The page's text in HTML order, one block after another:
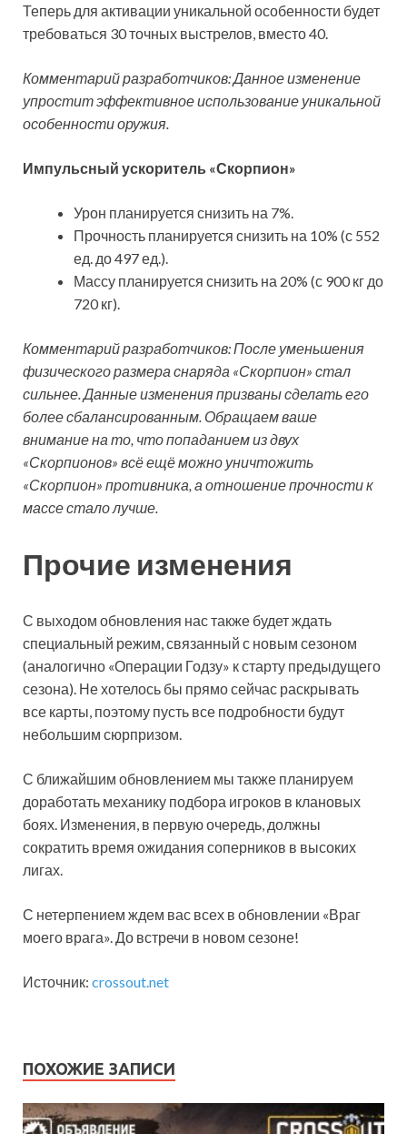
Теперь для активации уникальной особенности будет
требоваться 30 точных выстрелов, вместо 40.
Комментарий разработчиков: Данное изменение
упростит эффективное использование уникальной
особенности оружия.
Импульсный ускоритель «Скорпион»
Урон планируется снизить на 7%.
Прочность планируется снизить на 10% (с 552
ед. до 497 ед.).
Массу планируется снизить на 20% (с 900 кг до
720 кг).
Комментарий разработчиков: После уменьшения
физического размера снаряда «Скорпион» стал
сильнее. Данные изменения призваны сделать его
более сбалансированным. Обращаем ваше
внимание на то, что попаданием из двух
«Скорпионов» всё ещё можно уничтожить
«Скорпион» противника, а отношение прочности к
массе стало лучше.
Прочие изменения
С выходом обновления нас также будет ждать
специальный режим, связанный с новым сезоном
(аналогично «Операции Годзу» к старту предыдущего
сезона). Не хотелось бы прямо сейчас раскрывать
все карты, поэтому пусть все подробности будут
небольшим сюрпризом.
С ближайшим обновлением мы также планируем
доработать механику подбора игроков в клановых
боях. Изменения, в первую очередь, должны
сократить время ожидания соперников в высоких
лигах.
С нетерпением ждем вас всех в обновлении «Враг
моего врага». До встречи в новом сезоне!
Источник: crossout.net
ПОХОЖИЕ ЗАПИСИ